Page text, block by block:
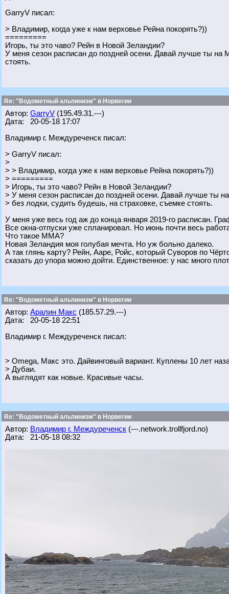
GarryV писал:
> Владимир, когда уже к нам верховье Рейна покорять?))
=========
Игорь, ты это чаво? Рейн в Новой Зеландии?
У меня сезон расписан до поздней осени. Давай лучше ты
стоять.
Re: "Водометный альпинизм" в Норвегии
Автор: GarryV (195.49.31.---)
Дата: 20-05-18 17:07
Владимир г. Междуреченск писал:
> GarryV писал:
>
> > Владимир, когда уже к нам верховье Рейна покорять?))
> =========
> Игорь, ты это чаво? Рейн в Новой Зеландии?
> У меня сезон расписан до поздней осени. Давай лучше ты
> без лодки, судить будешь, на страховке, съемке стоять.
У меня уже весь год аж до конца января 2019-го расписан.
Все окна-отпуски уже спланировал. Но июнь почти весь
Что такое ММА?
Новая Зеландия моя голубая мечта. Но уж больно далеко.
А так глянь карту? Рейн, Ааре, Ройс, который Суворов по
сказать до упора можно дойти. Единственное: у нас много
Re: "Водометный альпинизм" в Норвегии
Автор: Аралин Макс (185.57.29.---)
Дата: 20-05-18 22:51
Владимир г. Междуреченск писал:
> Omega, Макс это. Дайвинговый вариант. Куплены 10 лет
> Дубаи.
А выглядят как новые. Красивые часы.
Re: "Водометный альпинизм" в Норвегии
Автор: Владимир г. Междуреченск (---.network.trollfjord.no)
Дата: 21-05-18 08:32